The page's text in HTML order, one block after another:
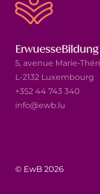
5, avenue Marie-
L-2132 Luxembourg
+352 44 743 340
info@ewb.lu
© EwB 2026